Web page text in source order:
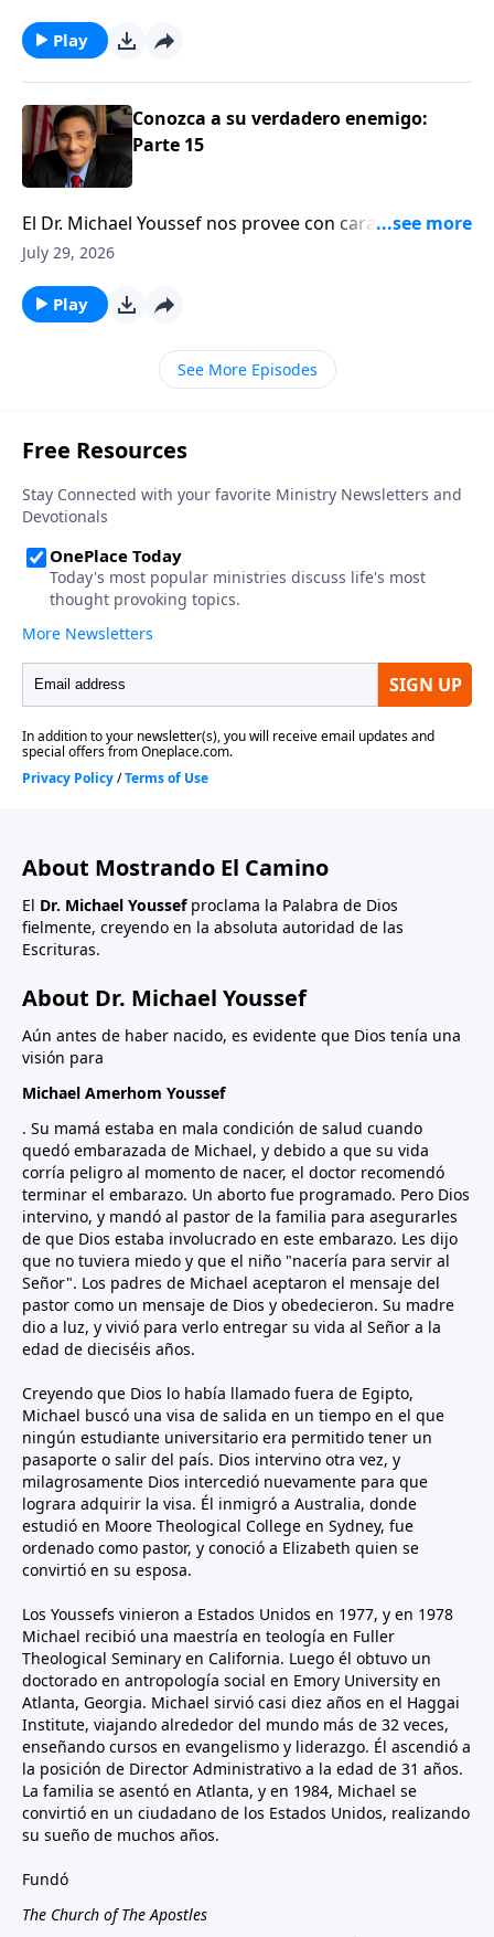
Play
Conozca a su verdadero enemigo:
Parte 15
El Dr. Michael Youssef nos provee con características
y estrategias identificables del enemigo y de cómo
July 29, 2026
Play
See More Episodes
About Mostrando El Camino
El Dr. Michael Youssef proclama la Palabra de Dios
fielmente, creyendo en la absoluta autoridad de las
Escrituras.
About Dr. Michael Youssef
Aún antes de haber nacido, es evidente que Dios tenía una
visión para
Michael Amerhom Youssef
. Su mamá estaba en mala condición de salud cuando
quedó embarazada de Michael, y debido a que su vida
corría peligro al momento de nacer, el doctor recomendó
terminar el embarazo. Un aborto fue programado. Pero Dios
intervino, y mandó al pastor de la familia para asegurarles
de que Dios estaba involucrado en este embarazo. Les dijo
que no tuviera miedo y que el niño "nacería para servir al
Señor". Los padres de Michael aceptaron el mensaje del
pastor como un mensaje de Dios y obedecieron. Su madre
dio a luz, y vivió para verlo entregar su vida al Señor a la
edad de dieciséis años.
Creyendo que Dios lo había llamado fuera de Egipto,
Michael buscó una visa de salida en un tiempo en el que
ningún estudiante universitario era permitido tener un
pasaporte o salir del país. Dios intervino otra vez, y
milagrosamente Dios intercedió nuevamente para que
lograra adquirir la visa. Él inmigró a Australia, donde
estudió en Moore Theological College en Sydney, fue
ordenado como pastor, y conoció a Elizabeth quien se
convirtió en su esposa.
Los Youssefs vinieron a Estados Unidos en 1977, y en 1978
Michael recibió una maestría en teología en Fuller
Theological Seminary en California. Luego él obtuvo un
doctorado en antropología social en Emory University en
Atlanta, Georgia. Michael sirvió casi diez años en el Haggai
Institute, viajando alrededor del mundo más de 32 veces,
enseñando cursos en evangelismo y liderazgo. Él ascendió a
la posición de Director Administrativo a la edad de 31 años.
La familia se asentó en Atlanta, y en 1984, Michael se
convirtió en un ciudadano de los Estados Unidos, realizando
su sueño de muchos años.
Fundó
The Church of The Apostles